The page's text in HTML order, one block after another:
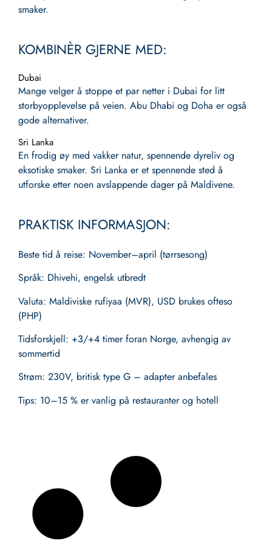
smaker.
KOMBINÈR GJERNE MED:
Dubai
Mange velger å stoppe et par netter i Dubai for litt
storbyopplevelse på veien. Abu Dhabi og Doha er også
gode alternativer.
Sri Lanka
En frodig øy med vakker natur, spennende dyreliv og
eksotiske smaker. Sri Lanka er et spennende sted å
utforske etter noen avslappende dager på Maldivene.
PRAKTISK INFORMASJON:
Beste tid å reise: November–april (tørrsesong)
Språk: Dhivehi, engelsk utbredt
Valuta: Maldiviske rufiyaa (MVR), USD brukes ofteso
(PHP)
Tidsforskjell: +3/+4 timer foran Norge, avhengig av
sommertid
Strøm: 230V, britisk type G – adapter anbefales
Tips: 10–15 % er vanlig på restauranter og hotell